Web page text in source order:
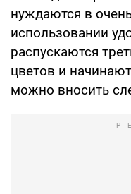
нуждаются в
использовании
распускаются
цветов и
можно вносить